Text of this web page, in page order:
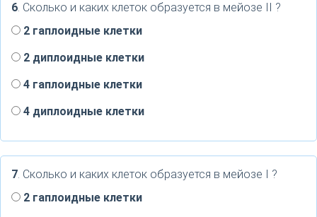
6. Сколько и каких клеток образуется в мейозе II ?
2 гаплоидные клетки
2 диплоидные клетки
4 гаплоидные клетки
4 диплоидные клетки
7. Сколько и каких клеток образуется в мейозе I ?
2 гаплоидные клетки